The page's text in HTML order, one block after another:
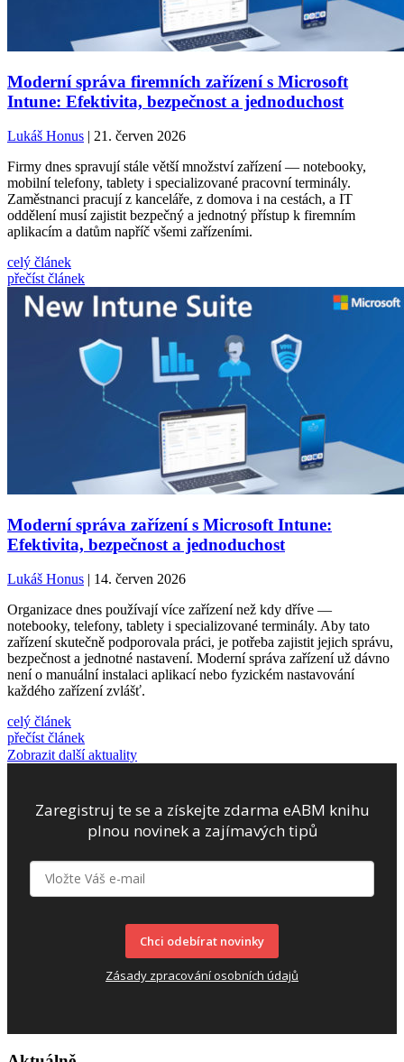
Moderní správa firemních zařízení s Microsoft
Intune: Efektivita, bezpečnost a jednoduchost
Lukáš Honus | 21. červen 2026
Firmy dnes spravují stále větší množství zařízení — notebooky,
mobilní telefony, tablety i specializované pracovní terminály.
Zaměstnanci pracují z kanceláře, z domova i na cestách, a IT
oddělení musí zajistit bezpečný a jednotný přístup k firemním
aplikacím a datům napříč všemi zařízeními.
celý článek
přečíst článek
Moderní správa zařízení s Microsoft Intune:
Efektivita, bezpečnost a jednoduchost
Lukáš Honus | 14. červen 2026
Organizace dnes používají více zařízení než kdy dříve —
notebooky, telefony, tablety i specializované terminály. Aby tato
zařízení skutečně podporovala práci, je potřeba zajistit jejich správu,
bezpečnost a jednotné nastavení. Moderní správa zařízení už dávno
není o manuální instalaci aplikací nebo fyzickém nastavování
každého zařízení zvlášť.
celý článek
přečíst článek
Zobrazit další aktuality
Zaregistruj te se a získejte zdarma eABM knihu
plnou novinek a zajímavých tipů
Chci odebírat novinky
Zásady zpracování osobních údajů